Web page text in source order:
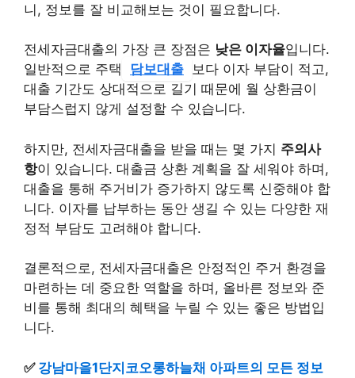
니, 정보를 잘 비교해보는 것이 필요합니다.
전세자금대출의 가장 큰 장점은 낮은 이자율입니다.
일반적으로 주택
담보대출 보다 이자 부담이 적고,
대출 기간도 상대적으로 길기 때문에 월 상환금이
부담스럽지 않게 설정할 수 있습니다.
하지만, 전세자금대출을 받을 때는 몇 가지 주의사
항이 있습니다. 대출금 상환 계획을 잘 세워야 하며,
대출을 통해 주거비가 증가하지 않도록 신중해야 합
니다. 이자를 납부하는 동안 생길 수 있는 다양한 재
정적 부담도 고려해야 합니다.
결론적으로, 전세자금대출은 안정적인 주거 환경을
마련하는 데 중요한 역할을 하며, 올바른 정보와 준
비를 통해 최대의 혜택을 누릴 수 있는 좋은 방법입
니다.
✅ 강남마을1단지코오롱하늘채 아파트의 모든 정보